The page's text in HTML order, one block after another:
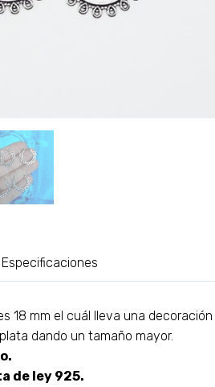
Especificaciones
18 mm el cuál lleva una decoración
dando un tamaño mayor.
de ley 925.